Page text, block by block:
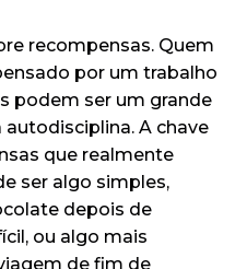
recompensas. Quem
por um trabalho
podem ser um grande
A chave
que realmente
ser algo simples,
depois de
ou algo mais
de fim de